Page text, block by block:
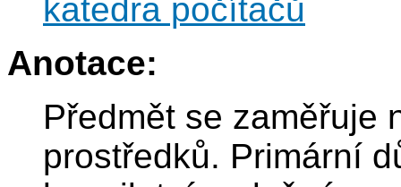
katedra počítačů
Anotace:
Předmět se zaměřuje
prostředků. Primární